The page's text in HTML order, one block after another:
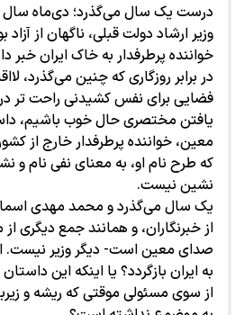
وزیر ارشاد دولت قبلی، ناگهان از
خواننده پرطرفدار به خاک ایران خبر
در برابر روزگاری که چنین می‌گذرد،
فضایی برای نفس کشیدنی راحت تر
یافتن مختصری حال خوب باشیم،
معین، خواننده پرطرفدار خارج از
که طرح نام او، به معنای نفی نام و
نشین نیست.
یک سال می‌گذرد و محمد مهدی
از خبرنگاران، و همانند جمع دیگری از
صدای معین است- دیگر وزیر نیست.
به ایران بازگردد؟ یا اینکه این
از سوی مسئولی موقتی که ریشه و